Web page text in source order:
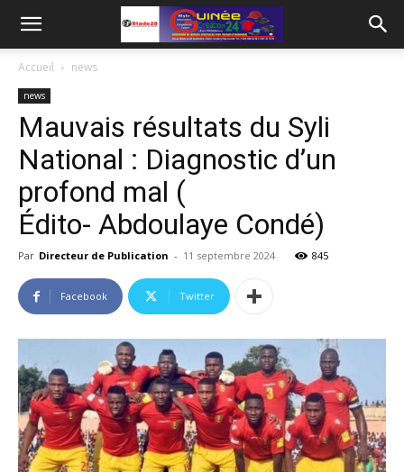
Accueil news
news
Mauvais résultats du Syli
National : Diagnostic d’un
profond mal (
Édito- Abdoulaye Condé)
Par Directeur de Publication - 11 septembre 2024 845
Facebook Twitter